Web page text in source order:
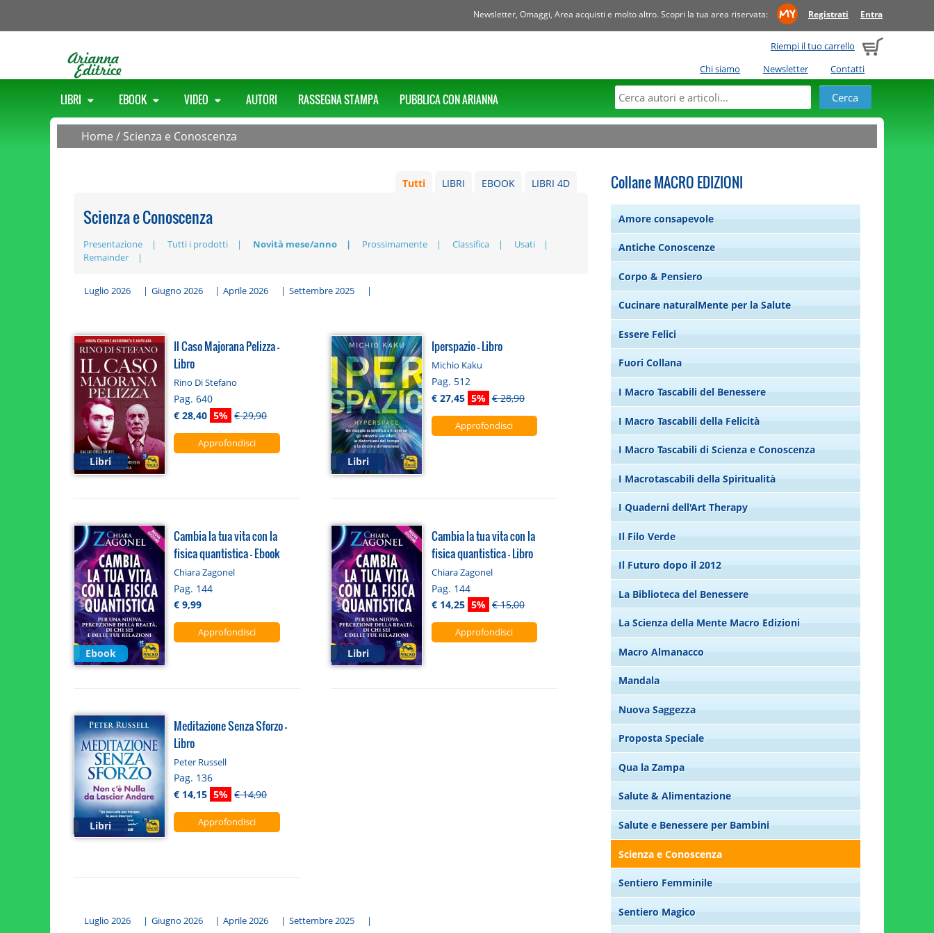
Newsletter, Omaggi, Area acquisti e molto altro. Scopri la tua area riservata: Registrati Entra
Riempi il tuo carrello
Chi siamo
Newsletter Contatti
LIBRI EBOOK VIDEO AUTORI RASSEGNA STAMPA PUBBLICA CON ARIANNA
Home / Scienza e Conoscenza
LIBRI 4D
EBOOK
LIBRI
Tutti
Scienza e Conoscenza
Presentazione Tutti i prodotti Novità mese/anno Prossimamente Classifica
Usati
Remainder
Luglio 2026 | Giugno 2026 | Aprile 2026 | Settembre 2025 |
Libri
Il Caso Majorana Pelizza -
Libro
Rino Di Stefano
Pag. 640
€ 28,40 5% € 29,90
Approfondisci
Libri
Iperspazio - Libro
Michio Kaku
Pag. 512
€ 27,45 5% € 28,90
Approfondisci
Ebook
Cambia la tua vita con la
fisica quantistica - Ebook
Chiara Zagonel
Pag. 144
€ 9,99
Approfondisci
Libri
Cambia la tua vita con la
fisica quantistica - Libro
Chiara Zagonel
Pag. 144
€ 14,25 5% € 15,00
Approfondisci
Libri
Meditazione Senza Sforzo -
Libro
Peter Russell
Pag. 136
€ 14,15 5% € 14,90
Approfondisci
Luglio 2026 | Giugno 2026 | Aprile 2026 | Settembre 2025 |
Collane MACRO EDIZIONI
Amore consapevole
Antiche Conoscenze
Corpo & Pensiero
Cucinare naturalMente per la Salute
Essere Felici
Fuori Collana
I Macro Tascabili del Benessere
I Macro Tascabili della Felicità
I Macro Tascabili di Scienza e Conoscenza
I Macrotascabili della Spiritualità
I Quaderni dell'Art Therapy
Il Filo Verde
Il Futuro dopo il 2012
La Biblioteca del Benessere
La Scienza della Mente Macro Edizioni
Macro Almanacco
Mandala
Nuova Saggezza
Proposta Speciale
Qua la Zampa
Salute & Alimentazione
Salute e Benessere per Bambini
Scienza e Conoscenza
Sentiero Femminile
Sentiero Magico